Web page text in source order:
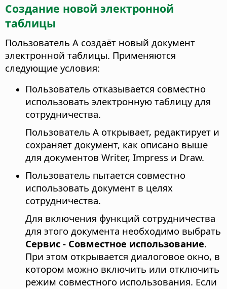
Создание новой электронной
таблицы
Пользователь А создаёт новый документ
электронной таблицы. Применяются
следующие условия:
Пользователь отказывается совместно
использовать электронную таблицу для
сотрудничества.
Пользователь А открывает, редактирует и
сохраняет документ, как описано выше
для документов Writer, Impress и Draw.
Пользователь пытается совместно
использовать документ в целях
сотрудничества.
Для включения функций сотрудничества
для этого документа необходимо выбрать
Сервис - Совместное использование.
При этом открывается диалоговое окно, в
котором можно включить или отключить
режим совместного использования. Если